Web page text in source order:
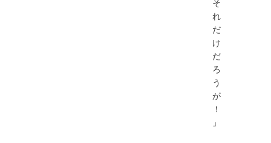
そ
れ
だ
け
だ
ろ
う
が
！
」